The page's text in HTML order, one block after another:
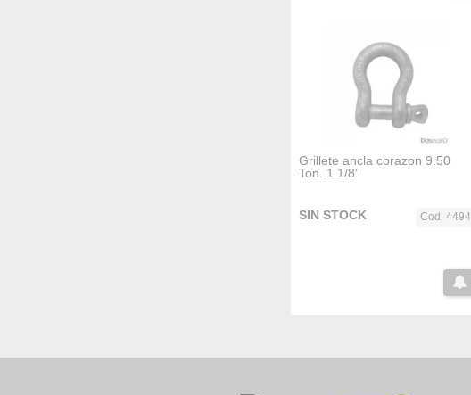
Grillete ancla corazon 9.50
Ton. 1 1/8''
Cod. 4494
SIN STOCK